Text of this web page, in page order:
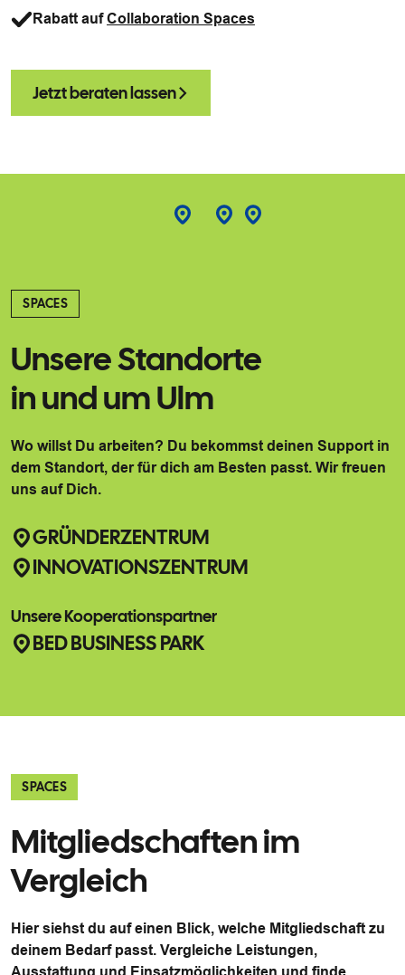
Rabatt aufCollaboration Spaces
Jetzt beraten lassen
SPACES
Unsere Standorte
in und um Ulm
Wo willst Du arbeiten? Du bekommst deinen Support in
dem Standort, der für dich am Besten passt. Wir freuen
uns auf Dich.
GRÜNDERZENTRUM
INNOVATIONSZENTRUM
Unsere Kooperationspartner
BED BUSINESS PARK
SPACES
Mitgliedschaften im
Vergleich
Hier siehst du auf einen Blick, welche Mitgliedschaft zu
deinem Bedarf passt. Vergleiche Leistungen,
Ausstattung und Einsatzmöglichkeiten und finde